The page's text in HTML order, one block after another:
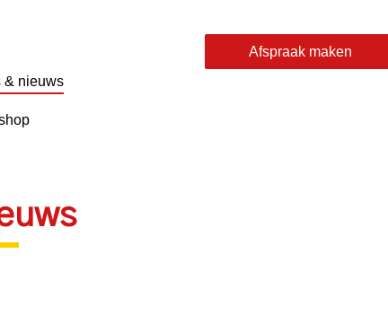
& nieuws
Afspraak maken